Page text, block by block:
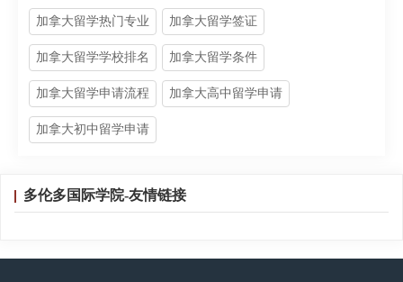
加拿大留学热门专业 加拿大留学签证
加拿大留学学校排名 加拿大留学条件
加拿大留学申请流程 加拿大高中留学申请
加拿大初中留学申请
多伦多国际学院-友情链接